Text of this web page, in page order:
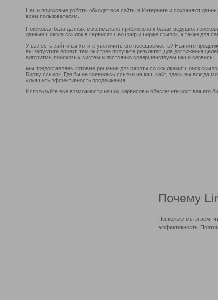
Наши поисковые роботы обходят все сайты в Интернете и сохраняют
всем пользователям.
Поисковая база данных максимально приближена к базам ведущих
данные Поиска ссылок в сервисах СеоТраф и Бирже ссылок, а также для
У вас есть сайт и вы хотите увеличить его посещаемость? Начните
вы запустите проект, тем быстрее получите результат. Для достижения
алгоритмы поисковых систем и постоянно совершенствуем наши сервисы.
Мы предоставляем готовые решения для работы со ссылками: Поиск
Биржу ссылок. Где бы не появились ссылки на ваш сайт, здесь вы всегда
улучшить эффективность продвижения.
Используйте все возможности наших сервисов и обеспечьте рост вашего
Почему
Поскольку мы знаем,
эффективность.